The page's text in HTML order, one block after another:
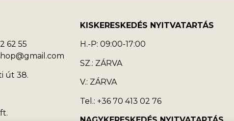
62 55
út 38.
KISKERESKEDÉS NYITVATARTÁS
H.-P: 09:00-17:00
SZ.: ZÁRVA
V.: ZÁRVA
Tel.: +36 70 413 02 76